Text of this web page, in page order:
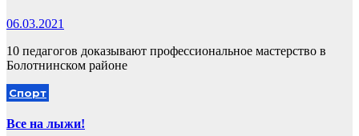
06.03.2021
10 педагогов доказывают профессиональное мастерство в
Болотнинском районе
Спорт
Все на лыжи!